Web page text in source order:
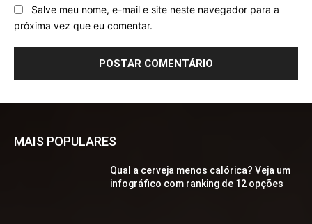
Salve meu nome, e-mail e site neste navegador para a
próxima vez que eu comentar.
MAIS POPULARES
Qual a cerveja menos calórica? Veja um
infográfico com ranking de 12 opções